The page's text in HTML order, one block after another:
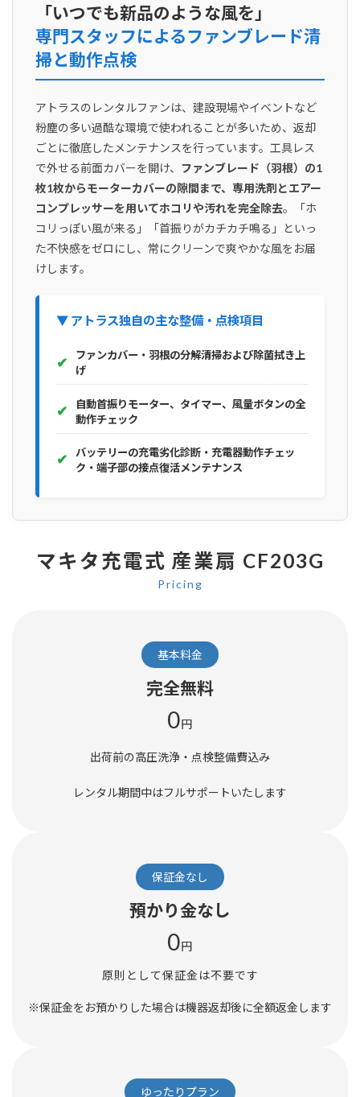
「いつでも新品のような風を」
専門スタッフによるファンブレード清
掃と動作点検
アトラスのレンタルファンは、建設現場やイベントなど
粉塵の多い過酷な環境で使われることが多いため、返却
ごとに徹底したメンテナンスを行っています。工具レス
で外せる前面カバーを開け、 ファンブレード（羽根）の1
枚1枚からモーターカバーの隙間まで、専用洗剤とエアー
コンプレッサーを用いてホコリや汚れを完全除去。「ホ
コリっぽい風が来る」「首振りがカチカチ鳴る」といっ
た不快感をゼロにし、常にクリーンで爽やかな風をお届
けします。
▼ アトラス独自の主な整備・点検項目
✔
ファンカバー・羽根の分解清掃および除菌拭き上
げ
✔
自動首振りモーター、タイマー、風量ボタンの全
動作チェック
✔
バッテリーの充電劣化診断・充電器動作チェッ
ク・端子部の接点復活メンテナンス
マキタ充電式 産業扇 CF203G
Pricing
基本料金
完全無料
0円
出荷前の高圧洗浄・点検整備費込み
レンタル期間中はフルサポートいたします
保証金なし
預かり金なし
0円
原則として保証金は不要です
※保証金をお預かりした場合は機器返却後に全額返金します
ゆったりプラン